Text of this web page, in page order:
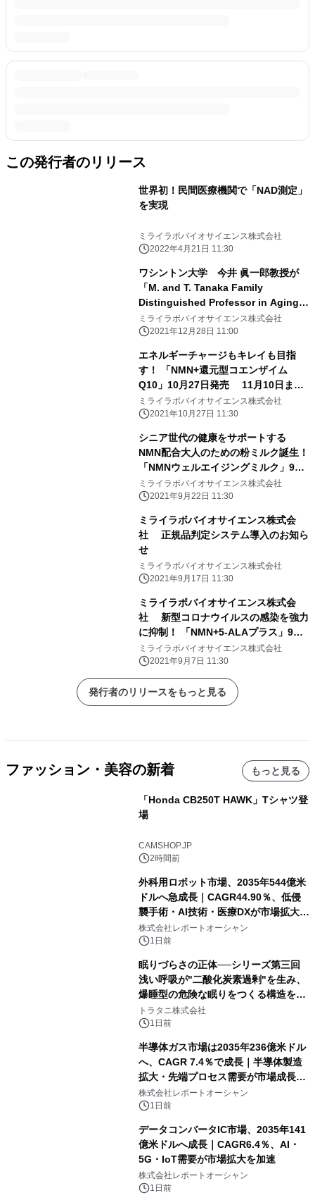
この発行者のリリース
世界初！民間医療機関で「NAD測定」
を実現
ミライラボバイオサイエンス株式会社
2022年4月21日 11:30
ワシントン大学 今井 眞一郎教授が
「M. and T. Tanaka Family
Distinguished Professor in Aging
Research」に就任いたしました
ミライラボバイオサイエンス株式会社
2021年12月28日 11:00
エネルギーチャージもキレイも目指
す！ 「NMN+還元型コエンザイム
Q10」10月27日発売 11月10日まで
期間限定20％オフ
ミライラボバイオサイエンス株式会社
2021年10月27日 11:30
シニア世代の健康をサポートする
NMN配合大人のための粉ミルク誕生！
「NMNウェルエイジングミルク」9月
22日(水)販売開始
ミライラボバイオサイエンス株式会社
2021年9月22日 11:30
ミライラボバイオサイエンス株式会
社 正規品判定システム導入のお知ら
せ
ミライラボバイオサイエンス株式会社
2021年9月17日 11:30
ミライラボバイオサイエンス株式会
社 新型コロナウイルスの感染を強力
に抑制！ 「NMN+5-ALAプラス」9月7
日(火)販売開始
ミライラボバイオサイエンス株式会社
2021年9月7日 11:30
発行者のリリースをもっと見る
ファッション・美容の新着 もっと見る
「Honda CB250T HAWK」Tシャツ登
場
CAMSHOP.JP
2時間前
外科用ロボット市場、2035年544億米
ドルへ急成長｜CAGR44.90％、低侵
襲手術・AI技術・医療DXが市場拡大を
牽引
株式会社レポートオーシャン
1日前
眠りづらさの正体──シリーズ第三回
浅い呼吸が"二酸化炭素過剰"を生み、
爆睡型の危険な眠りをつくる構造を解
説
トラタニ株式会社
1日前
半導体ガス市場は2035年236億米ドル
へ、CAGR 7.4％で成長｜半導体製造
拡大・先端プロセス需要が市場成長を
加速
株式会社レポートオーシャン
1日前
データコンバータIC市場、2035年141
億米ドルへ成長｜CAGR6.4％、AI・
5G・IoT需要が市場拡大を加速
株式会社レポートオーシャン
1日前